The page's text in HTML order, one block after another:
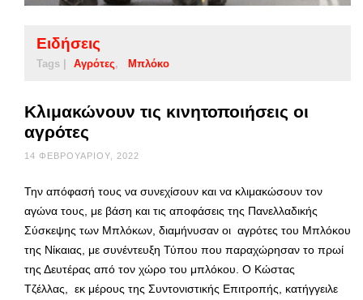
Ειδήσεις
Tags | Αγρότες Μπλόκο
Κλιμακώνουν τις κινητοποιήσεις οι
αγρότες
14 ΦΕΒΡΟΥΑΡΊΟΥ, 2022
Την απόφασή τους να συνεχίσουν και να κλιμακώσουν τον
αγώνα τους, με βάση και τις αποφάσεις της Πανελλαδικής
Σύσκεψης των Μπλόκων, διαμήνυσαν οι αγρότες του Μπλόκου
της Νίκαιας, με συνέντευξη Τύπου που παραχώρησαν το πρωί
της Δευτέρας από τον χώρο του μπλόκου. Ο Κώστας
Τζέλλας, εκ μέρους της Συντονιστικής Επιτροπής, κατήγγειλε